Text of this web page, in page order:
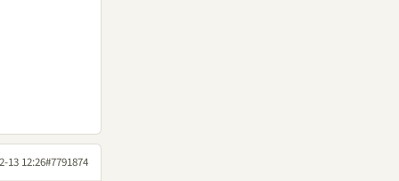
13 12:26#7791874